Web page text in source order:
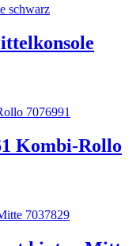
Kombi-Rollo